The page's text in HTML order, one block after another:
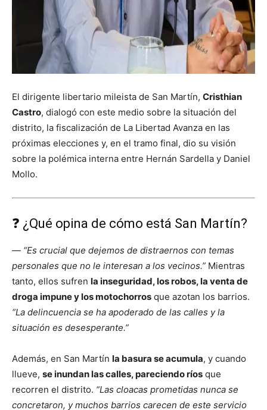
El dirigente libertario mileista de San Martín, Cristhian
Castro, dialogó con este medio sobre la situación del
distrito, la fiscalización de La Libertad Avanza en las
próximas elecciones y, en el tramo final, dio su visión
sobre la polémica interna entre Hernán Sardella y Daniel
Mollo.
❓ ¿Qué opina de cómo está San Martín?
— “Es crucial que dejemos de distraernos con temas
personales que no le interesan a los vecinos.” Mientras
tanto, ellos sufren la inseguridad, los robos, la venta de
droga impune y los motochorros que azotan los barrios.
“La delincuencia se ha apoderado de las calles y la
situación es desesperante.”
Además, en San Martín la basura se acumula, y cuando
llueve, se inundan las calles, pareciendo ríos que
recorren el distrito. “Las cloacas prometidas nunca se
concretaron, y muchos barrios carecen de este servicio